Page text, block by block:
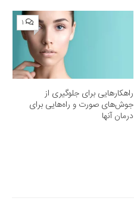
۱
راهکارهایی برای جلوگیری از
جوش‌های صورت و راه‌هایی برای
درمان آنها